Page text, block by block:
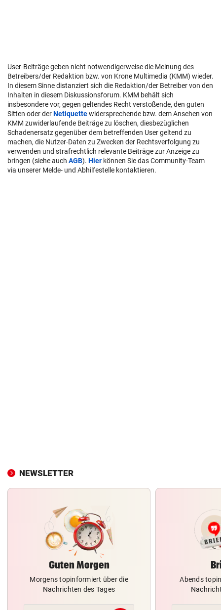
User-Beiträge geben nicht notwendigerweise die Meinung des
Betreibers/der Redaktion bzw. von Krone Multimedia (KMM) wieder.
In diesem Sinne distanziert sich die Redaktion/der Betreiber von den
Inhalten in diesem Diskussionsforum. KMM behält sich
insbesondere vor, gegen geltendes Recht verstoßende, den guten
Sitten oder derNetiquettewidersprechende bzw. dem Ansehen von
KMM zuwiderlaufende Beiträge zu löschen, diesbezüglichen
Schadenersatz gegenüber dem betreffenden User geltend zu
machen, die Nutzer-Daten zu Zwecken der Rechtsverfolgung zu
verwenden und strafrechtlich relevante Beiträge zur Anzeige zu
bringen (siehe auch AGB). Hier können Sie das Community-Team
via unserer Melde- und Abhilfestelle kontaktieren.
NEWSLETTER
Guten Morgen
Morgens topinformiert über die
Nachrichten des Tages
Abends